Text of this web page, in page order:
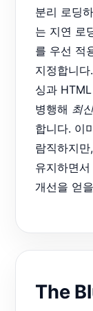
분리 로딩
는 지연 로
를 우선 적
지정합니
싱과
병행해 최
합니다. 이
람직하지
유지하면
개선을 얻
The